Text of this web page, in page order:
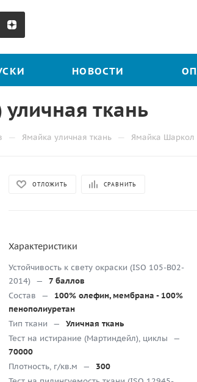
НОВОСТИ
ткань
— Ямайка уличная ткань — Ямайка Шаркол
ОТЛОЖИТЬ СРАВНИТЬ
Характеристики
Устойчивость к свету окраски (ISO 105-B02-
2014) —
7 баллов
Состав
—
100% олефин, мембрана - 100%
пенополиуретан
Тип ткани
—
Уличная ткань
Тест на истирание (Мартиндейл), циклы
—
70000
Плотность, г/кв.м
—
300